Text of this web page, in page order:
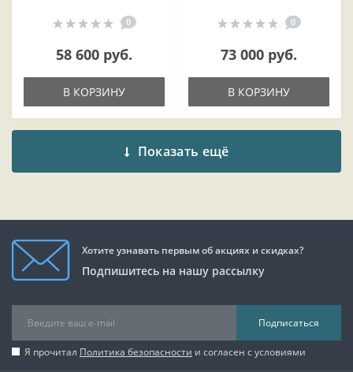
0
58 600 руб.
В КОРЗИНУ
0
73 000 руб.
В КОРЗИНУ
Показать ещё
Хотите узнавать первым об акциях и скидках?
Подпишитесь на нашу рассылку
Подписаться
Я прочитал Политика безопасности и согласен с условиями